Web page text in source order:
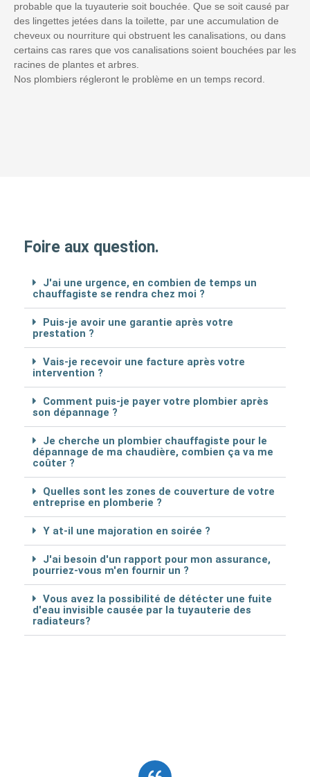
probable que la tuyauterie soit bouchée. Que se soit causé par
des lingettes jetées dans la toilette, par une accumulation de
cheveux ou nourriture qui obstruent les canalisations, ou dans
certains cas rares que vos canalisations soient bouchées par les
racines de plantes et arbres.
Nos plombiers régleront le problème en un temps record.
Foire aux question.
J'ai une urgence, en combien de temps un
chauffagiste se rendra chez moi ?
Puis-je avoir une garantie après votre
prestation ?
Vais-je recevoir une facture après votre
intervention ?
Comment puis-je payer votre plombier après
son dépannage ?
Je cherche un plombier chauffagiste pour le
dépannage de ma chaudière, combien ça va me
coûter ?
Quelles sont les zones de couverture de votre
entreprise en plomberie ?
Y at-il une majoration en soirée ?
J'ai besoin d'un rapport pour mon assurance,
pourriez-vous m'en fournir un ?
Vous avez la possibilité de détécter une fuite
d'eau invisible causée par la tuyauterie des
radiateurs?